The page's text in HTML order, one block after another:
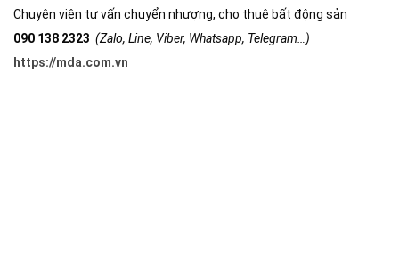
Chuyên viên tư vấn chuyển nhượng, cho thuê bất động sản
090 138 2323 (Zalo, Line, Viber, Whatsapp, Telegram…)
https://mda.com.vn